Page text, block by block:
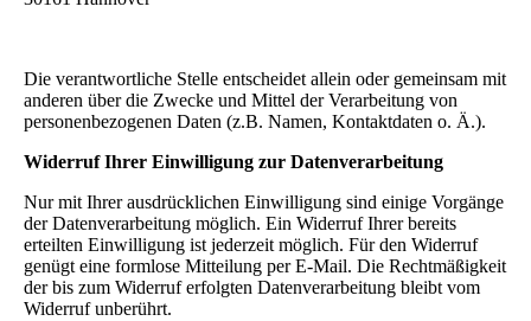
Die verantwortliche Stelle entscheidet allein oder gemeinsam mit
anderen über die Zwecke und Mittel der Verarbeitung von
personenbezogenen Daten (z.B. Namen, Kontaktdaten o. Ä.).
Widerruf Ihrer Einwilligung zur Datenverarbeitung
Nur mit Ihrer ausdrücklichen Einwilligung sind einige Vorgänge
der Datenverarbeitung möglich. Ein Widerruf Ihrer bereits
erteilten Einwilligung ist jederzeit möglich. Für den Widerruf
genügt eine formlose Mitteilung per E-Mail. Die Rechtmäßigkeit
der bis zum Widerruf erfolgten Datenverarbeitung bleibt vom
Widerruf unberührt.